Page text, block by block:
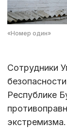
«Номер один»
Сотрудники
Республике
экстремизма.